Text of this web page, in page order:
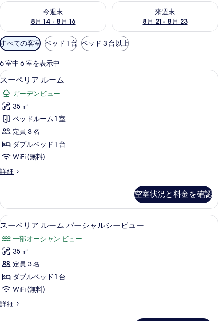
今週末
8月 14 - 8月 16
今週末 8月 14 - 8月 16 の空室状況をチェック
来週末
8月 21 - 8月 23
来週末 8月 21 - 8月 23 の空室
利
用
可
能
な
客
室
の
絞
り
込
み
条
すべての客室 ベッド 1 台 ベッド 3 台以上
6 室中 6 室を表示中
ス
ー
ペ
リ
ア
ル
ー
ム
の
べ
て
の
写
真
を
表
示
す
スーペリア ルーム | 高級寝具、ミニ
5
スーペリア ルーム
ガーデンビュー
35 ㎡
ベッドルーム 1 室
定員 3 名
ダブルベッド 1 台
WiFi (無料)
詳細
ス
ア
ル
ー
の
詳
空室状況と料金を確認
ス
ペ
リ
ア
ル
ー
ム
スーペリア ルーム パーシャルシー
5
スーペリア ルーム パーシャルシービュー
一部オーシャン ビュー
35 ㎡
定員 3 名
ダブルベッド 1 台
WiFi (無料)
詳細
ス